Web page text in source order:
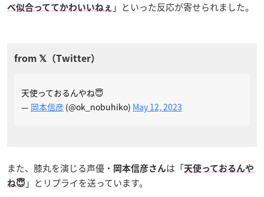
べ似合っててかわいいねぇ 」といった反応が寄せられました。
天使っておるんやね😇
— 岡本信彦 (@ok_nobuhiko) May 12, 2023
また、膝丸を演じる声優・ 岡本信彦さんは「天使っておるんや
ね😇 」とリプライを送っています。